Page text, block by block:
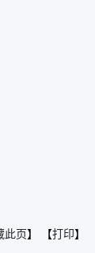
此页 】 【打印】